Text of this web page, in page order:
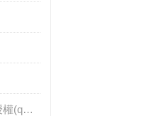
E＆K Scientific國內(nèi)授權(quán)代理